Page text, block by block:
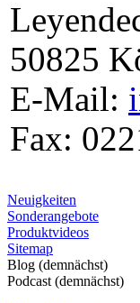
50825
E-Mail:
Fax:
Neuigkeiten
Sonderangebote
Produktvideos
Sitemap
Blog (demnächst)
Podcast (demnächst)